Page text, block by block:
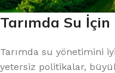
Tarımda Su
Tarımda su yönetimini
yetersiz politikalar,